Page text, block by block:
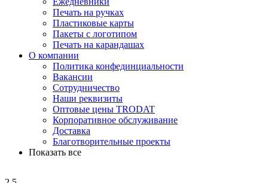
Печать на ручках
Пластиковые карты
Пакеты с логотипом
Печать на карандашах
О компании
Политика конфединциальности
Вакансии
Сотрудничество
Наши реквизиты
Оптовые цены TRODAT
Корпоративное обслуживание
Доставка
Благотворительные проекты
Показать все